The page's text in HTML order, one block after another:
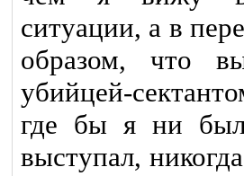
ситуации, а в
образом, что
убийцей-
где бы я ни
выступал,